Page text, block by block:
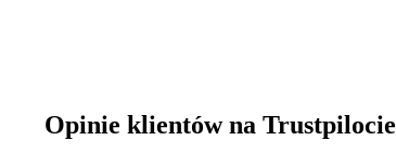
Opinie klientów na Trustpilocie